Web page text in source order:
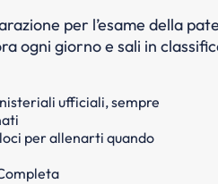
per l’esame della
ogni giorno e sali in
ufficiali, sempre
per allenarti quando